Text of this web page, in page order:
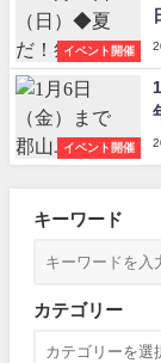
イベント開催
イベント開催
キーワード
カテゴリー